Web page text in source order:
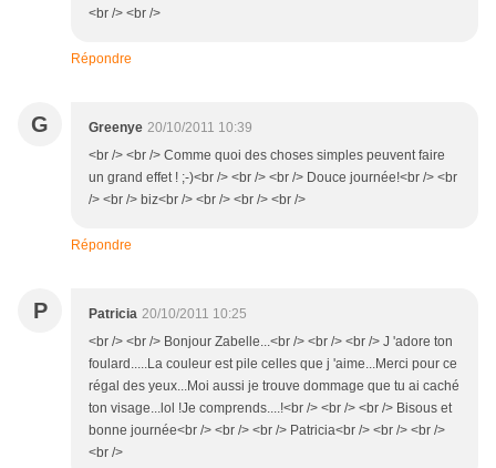
<br /> <br />
Répondre
G Greenye 20/10/2011 10:39
<br /> <br /> Comme quoi des choses simples peuvent faire
un grand effet ! ;-)<br /> <br /> <br /> Douce journée!<br /> <br
/> <br /> biz<br /> <br /> <br /> <br />
Répondre
P Patricia 20/10/2011 10:25
<br /> <br /> Bonjour Zabelle...<br /> <br /> <br /> J 'adore ton
foulard.....La couleur est pile celles que j 'aime...Merci pour ce
régal des yeux...Moi aussi je trouve dommage que tu ai caché
ton visage...lol !Je comprends....!<br /> <br /> <br /> Bisous et
bonne journée<br /> <br /> <br /> Patricia<br /> <br /> <br />
<br />